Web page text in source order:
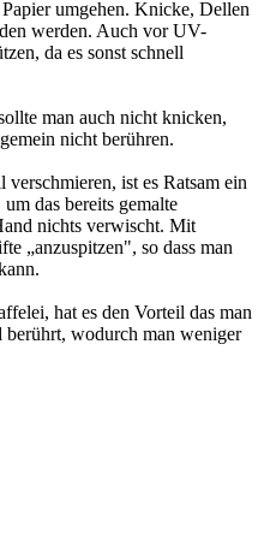
umgehen. Knicke, Dellen
werden. Auch vor UV-
da es sonst schnell
man auch nicht knicken,
nicht berühren.
ist es Ratsam ein
das bereits gemalte
nichts verwischt. Mit
„anzuspitzen", so dass man
hat es den Vorteil das man
wodurch man weniger